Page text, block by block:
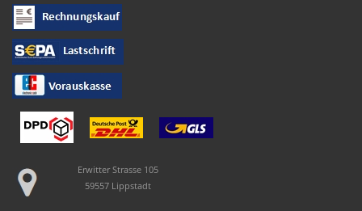
Erwitter Strasse 105
59557 Lippstadt